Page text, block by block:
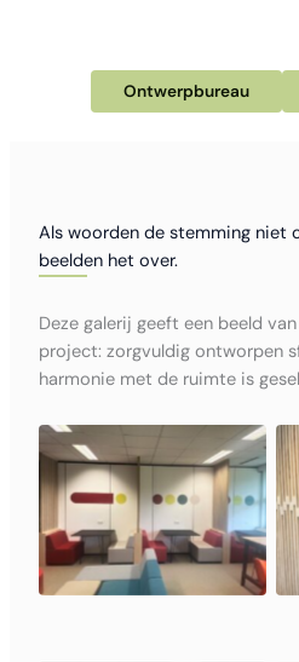
Ontwerpbureau
Als woorden de stemming niet
beelden het over.
Deze galerij geeft een beeld
project: zorgvuldig ontworpen
harmonie met de ruimte is